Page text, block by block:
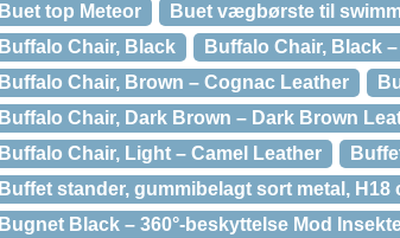
Buet top Meteor
Buet vægbørste til
Buffalo Chair, Black
Buffalo Chair, Black
Buffalo Chair, Brown – Cognac Leather
Buffalo Chair, Dark Brown – Dark Brown
Buffalo Chair, Light – Camel Leather
Buffet stander, gummibelagt sort metal, H18
Bugnet Black – 360°-beskyttelse Mod